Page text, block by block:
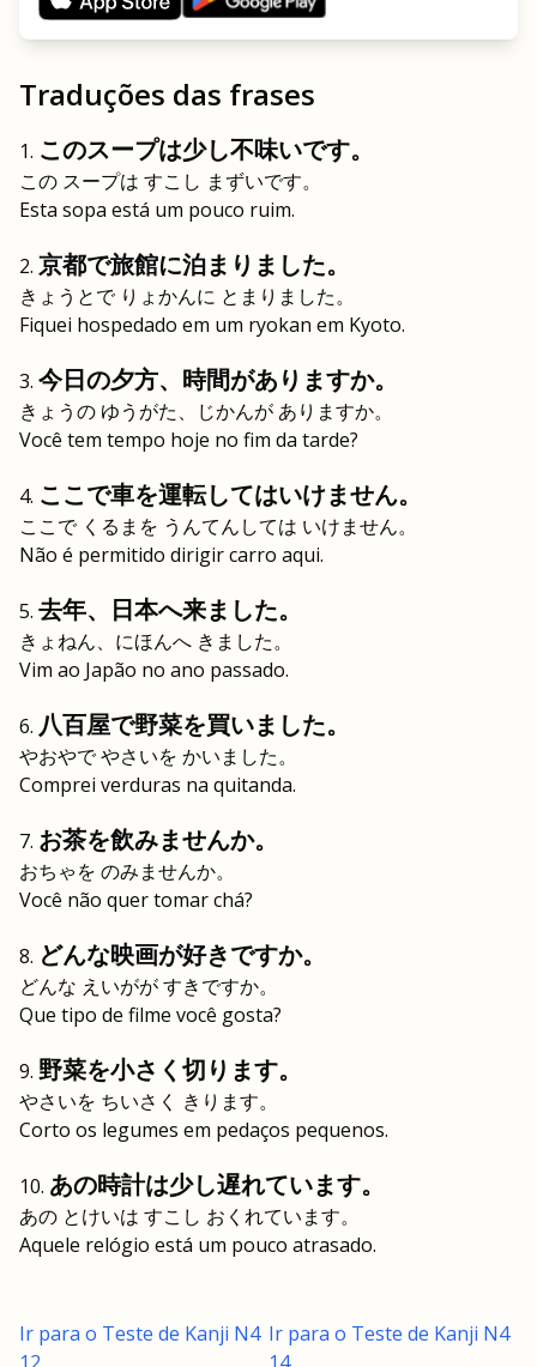
Traduções das frases
このスープは少し不味いです。
この スープは すこし まずいです。
Esta sopa está um pouco ruim.
京都で旅館に泊まりました。
きょうとで りょかんに とまりました。
Fiquei hospedado em um ryokan em Kyoto.
今日の夕方、時間がありますか。
きょうの ゆうがた、じかんが ありますか。
Você tem tempo hoje no fim da tarde?
ここで車を運転してはいけません。
ここで くるまを うんてんしては いけません。
Não é permitido dirigir carro aqui.
去年、日本へ来ました。
きょねん、にほんへ きました。
Vim ao Japão no ano passado.
八百屋で野菜を買いました。
やおやで やさいを かいました。
Comprei verduras na quitanda.
お茶を飲みませんか。
おちゃを のみませんか。
Você não quer tomar chá?
どんな映画が好きですか。
どんな えいがが すきですか。
Que tipo de filme você gosta?
野菜を小さく切ります。
やさいを ちいさく きります。
Corto os legumes em pedaços pequenos.
あの時計は少し遅れています。
あの とけいは すこし おくれています。
Aquele relógio está um pouco atrasado.
Ir para o Teste de Kanji N4 Ir para o Teste de Kanji N4